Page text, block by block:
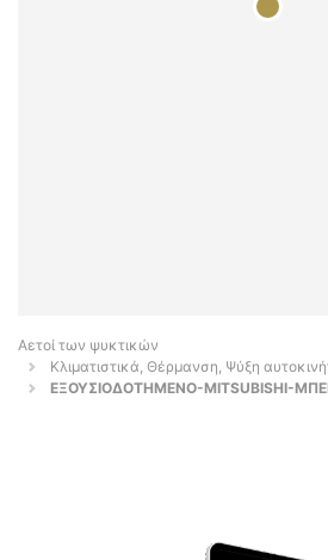
Αετοί των ψυκτικών
Κλιματιστικά, Θέρμανση, Ψύξη
ΕΞΟΥΣΙΟΔΟΤΗΜΕΝΟ-MITSUBISHI-